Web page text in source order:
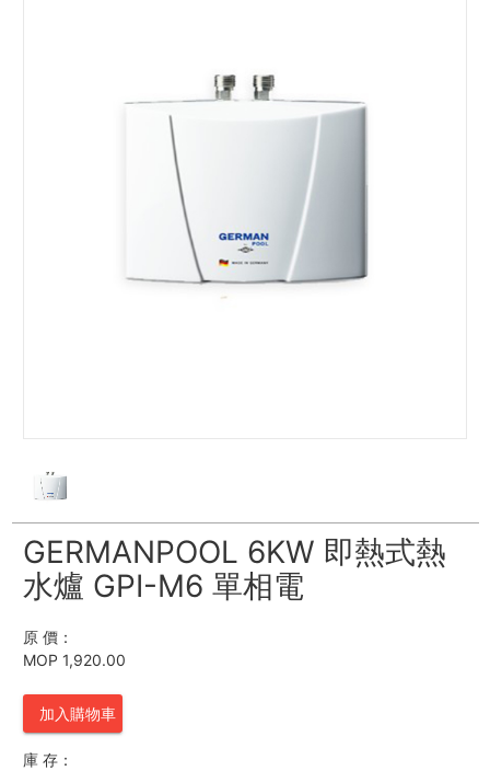
GERMANPOOL 6KW 即熱式熱
水爐 GPI-M6 單相電
原 價：
MOP 1,920.00
加入購物車
庫 存：